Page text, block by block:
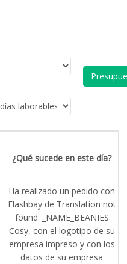
¿Qué sucede en este día?
Ha realizado un pedido con
Flashbay de Translation not
found: _NAME_BEANIES
Cosy, con el logotipo de su
empresa impreso y con los
datos de su empresa